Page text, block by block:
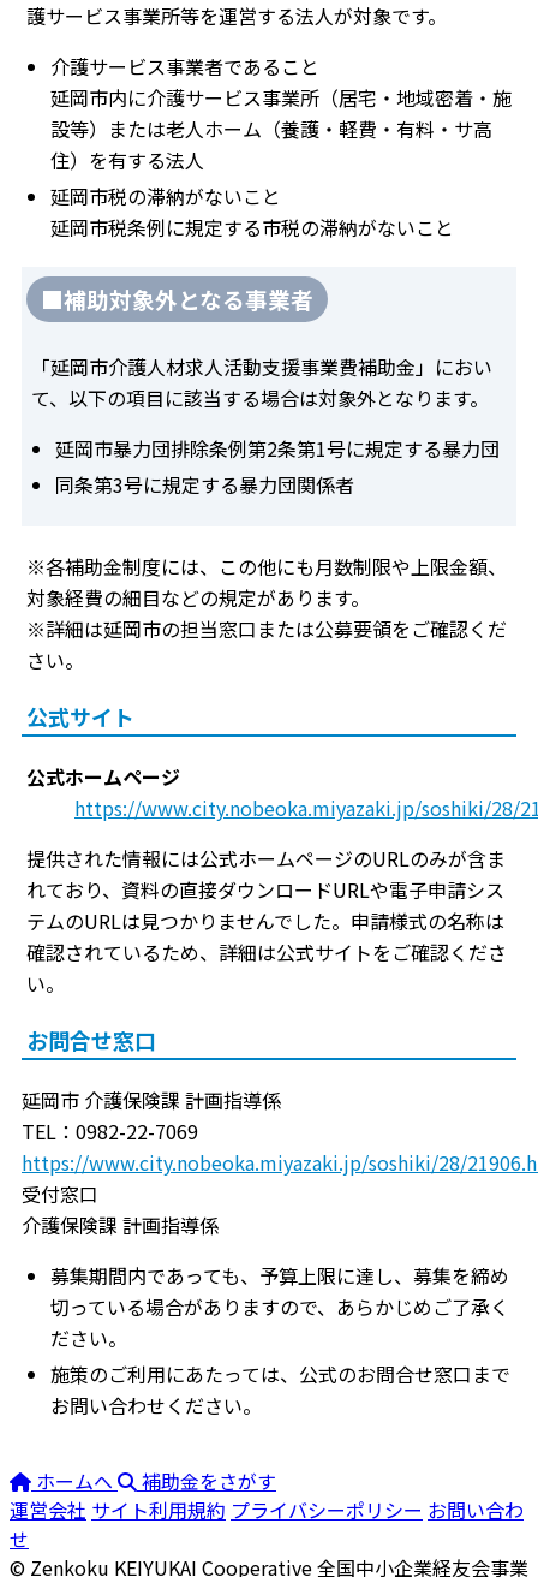
護サービス事業所等を運営する法人が対象です。
介護サービス事業者であること
延岡市内に介護サービス事業所（居宅・地域密着・施
設等）または老人ホーム（養護・軽費・有料・サ高
住）を有する法人
延岡市税の滞納がないこと
延岡市税条例に規定する市税の滞納がないこと
■補助対象外となる事業者
「延岡市介護人材求人活動支援事業費補助金」におい
て、以下の項目に該当する場合は対象外となります。
延岡市暴力団排除条例第2条第1号に規定する暴力団
同条第3号に規定する暴力団関係者
※各補助金制度には、この他にも月数制限や上限金額、
対象経費の細目などの規定があります。
※詳細は延岡市の担当窓口または公募要領をご確認くだ
さい。
公式サイト
公式ホームページ
https://www.city.nobeoka.miyazaki.jp/soshiki/28/
提供された情報には公式ホームページのURLのみが含ま
れており、資料の直接ダウンロードURLや電子申請シス
テムのURLは見つかりませんでした。申請様式の名称は
確認されているため、詳細は公式サイトをご確認くださ
い。
お問合せ窓口
延岡市 介護保険課 計画指導係
TEL：0982-22-7069
https://www.city.nobeoka.miyazaki.jp/soshiki/28/
受付窓口
介護保険課 計画指導係
募集期間内であっても、予算上限に達し、募集を締め
切っている場合がありますので、あらかじめご了承く
ださい。
施策のご利用にあたっては、公式のお問合せ窓口まで
お問い合わせください。
ホームへ
補助金をさがす
運営会社 サイト利用規約 プライバシーポリシー お問い合わ
せ
© Zenkoku KEIYUKAI Cooperative全国中小企業経友会事業